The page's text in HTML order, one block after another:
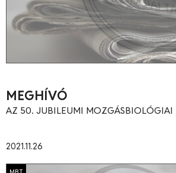
MEGHÍVÓ
2021.11.26
AZ 50. JUBILEUMI MOZGÁSBIOLÓGIAI